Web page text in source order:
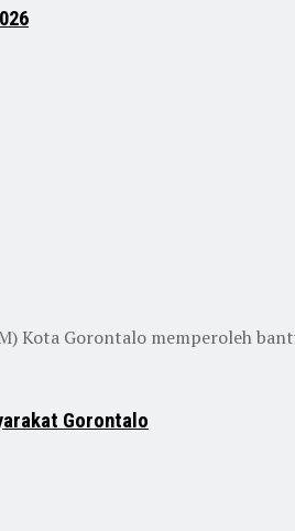
Kota Gorontalo memperoleh
Gorontalo